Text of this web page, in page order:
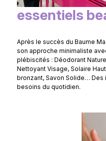
essentiels
Après le succès du Baume
son approche minimaliste
plébiscités : Déodorant
Nettoyant Visage, Solaire
bronzant, Savon Solide…
besoins du quotidien.